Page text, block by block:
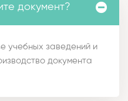
документ?
учебных заведений и
документа